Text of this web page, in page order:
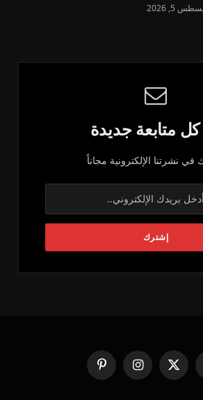
5, 2026
متابعة جديدة
في نشرتنا الإلكترونية مجاناً
X
(Twitter)
الانستغرامبينتيريست